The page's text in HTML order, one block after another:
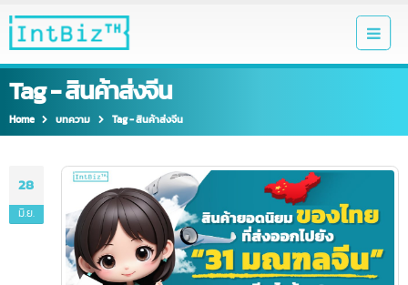
Tag - สินค้าส่งจีน
Home บทความ Tag -สินค้าส่งจีน
28
มิ.ย.